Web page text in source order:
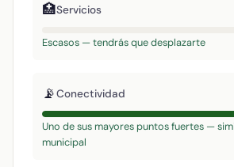
🏥Servicios
Escasos — tendrás que desplazarte
📡Conectividad
Uno de sus mayores puntos fuertes —
municipal